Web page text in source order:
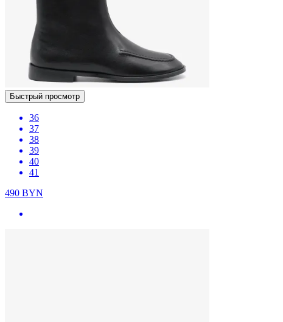
Быстрый просмотр
36
37
38
39
40
41
490 BYN